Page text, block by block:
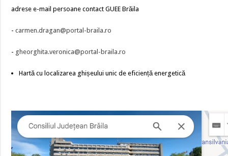
adrese e-mail persoane contact GUEE Brăila
-carmen.dragan@portal-braila.ro
- gheorghita.veronica@portal-braila.ro
Hartă cu localizarea ghișeului unic de eficiență energetică